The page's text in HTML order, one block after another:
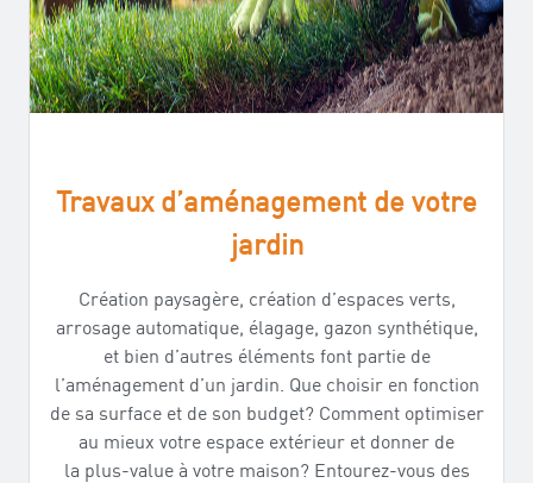
Travaux d’aménagement de votre
jardin
Création paysagère, création d’espaces verts,
arrosage automatique, élagage, gazon synthétique,
et bien d’autres éléments font partie de
l’aménagement d’un jardin. Que choisir en fonction
de sa surface et de son budget? Comment optimiser
au mieux votre espace extérieur et donner de
la plus-value à votre maison? Entourez-vous des